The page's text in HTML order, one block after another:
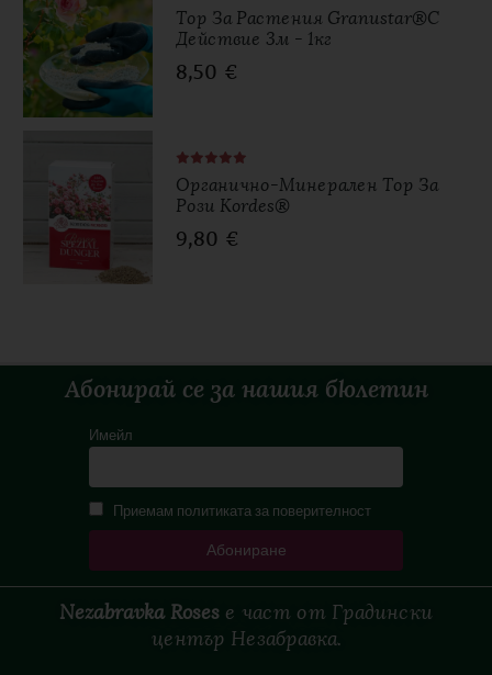
Тор За Растения Granustar®с
Действие 3м - 1кг
8,50 €
Органично-Минерален Тор За
Рози Kordes®
9,80 €
Абонирай се за нашия бюлетин
Имейл
Приемам политиката за поверителност
Nezabravka Roses е част от Градински
център Незабравка.